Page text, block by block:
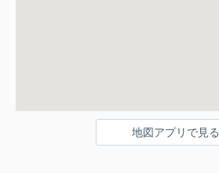
地図アプリで見る